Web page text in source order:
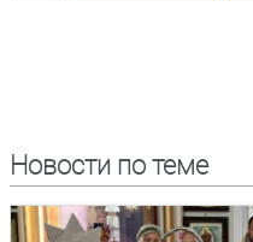
Новости по теме